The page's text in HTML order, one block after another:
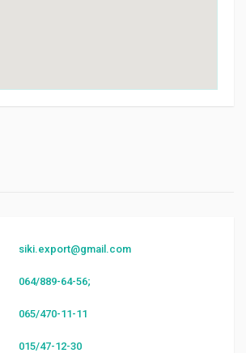
siki.export@gmail.com
064/889-64-56;
065/470-11-11
015/47-12-30